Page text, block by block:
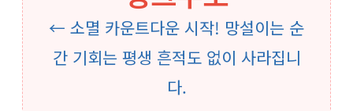
← 소멸 카운트다운 시작! 망설이는 순
간 기회는 평생 흔적도 없이 사라집니
다.